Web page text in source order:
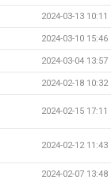
2024-03-13 10:11
2024-03-10 15:46
2024-03-04 13:57
2024-02-18 10:32
2024-02-15 17:11
2024-02-12 11:43
2024-02-07 13:48